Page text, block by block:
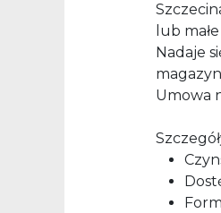
lub
Nadaje
Umowa